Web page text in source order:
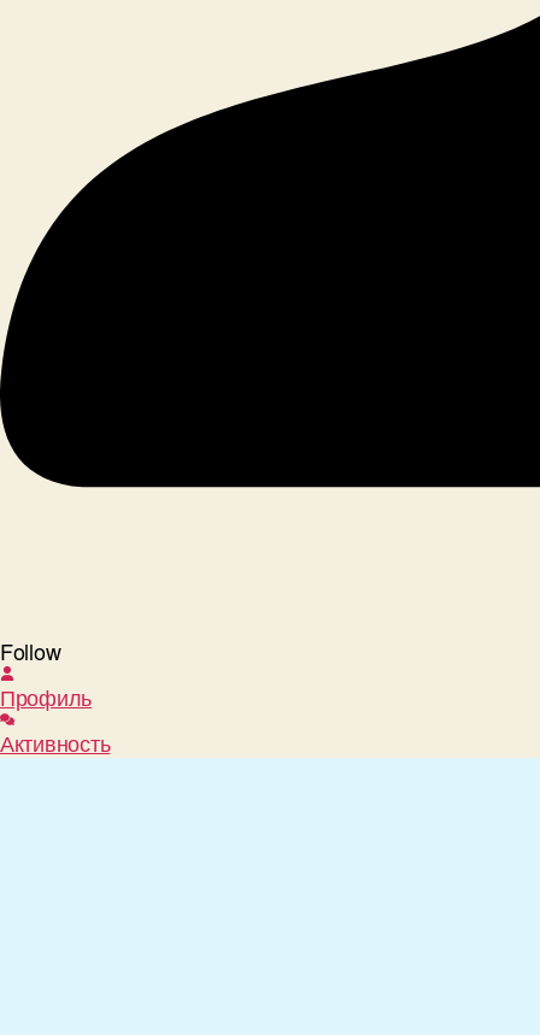
Follow
Профиль
Активность